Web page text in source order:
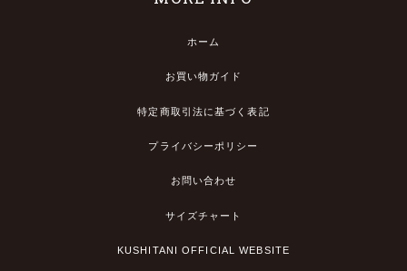
ホーム
お買い物ガイド
特定商取引法に基づく表記
プライバシーポリシー
お問い合わせ
サイズチャート
KUSHITANI OFFICIAL WEBSITE